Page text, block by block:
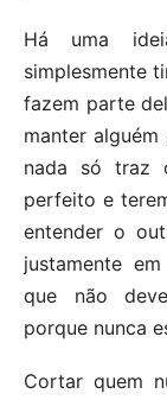
Há uma
simplesmente
fazem parte
manter
nada só traz
perfeito e
entender o
justamente
que não
porque nunca
Cortar quem